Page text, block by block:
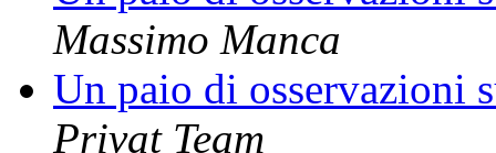
Massimo Manca
Un paio di osservazioni
Privat Team